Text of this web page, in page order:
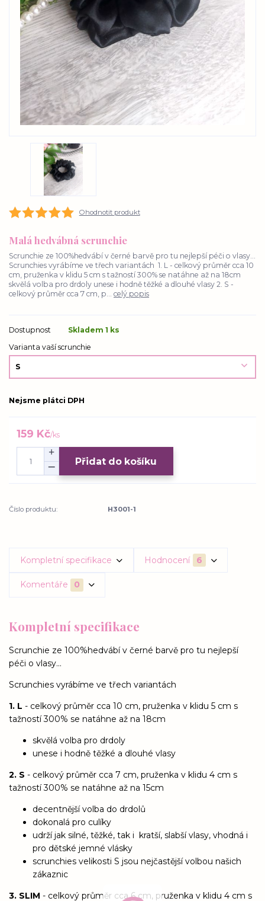
Ohodnotit produkt
Malá hedvábná scrunchie
Scrunchie ze 100%hedvábí v černé barvě pro tu nejlepší péči o vlasy...
Scrunchies vyrábíme ve třech variantách 1. L - celkový průměr cca 10
cm, pruženka v klidu 5 cm s tažností 300% se natáhne až na 18cm
skvělá volba pro drdoly unese i hodně těžké a dlouhé vlasy 2. S -
celkový průměr cca 7 cm, p... celý popis
Dostupnost
Skladem 1 ks
Varianta vaší scrunchie
Nejsme plátci DPH
159 Kč/ks
Přidat do košíku
Číslo produktu: H3001-1
Kompletní specifikace Hodnocení 6
Komentáře 0
Kompletní specifikace
Scrunchie ze 100%hedvábí v černé barvě pro tu nejlepší
péči o vlasy...
Scrunchies vyrábíme ve třech variantách
1. L - celkový průměr cca 10 cm, pruženka v klidu 5 cm s
tažností 300% se natáhne až na 18cm
skvělá volba pro drdoly
unese i hodně těžké a dlouhé vlasy
2. S - celkový průměr cca 7 cm, pruženka v klidu 4 cm s
tažností 300% se natáhne až na 15cm
decentnější volba do drdolů
dokonalá pro culíky
udrží jak silné, těžké, tak i kratší, slabší vlasy, vhodná i
pro dětské jemné vlásky
scrunchies velikosti S jsou nejčastější volbou našich
zákaznic
3. SLIM - celkový průměr cca 6 cm, pruženka v klidu 4 cm s